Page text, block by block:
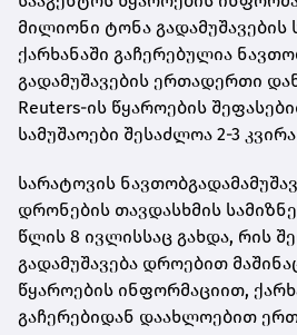
მილიონი ტონა გადამუშავების
ქარხანაში გაჩერებულია
გადამუშავების ერთადერთი
Reuters-ის წყაროების
სამუშაოები შესაძლოა 2-3
სარატოვის
დრონების თავდასხმის
წლის 8 ივლისსაც გახდა, რის
გადამუშავება დროებით
წყაროების ინფორმაციით,
გაჩერებიდან დაახლოებით ერთ